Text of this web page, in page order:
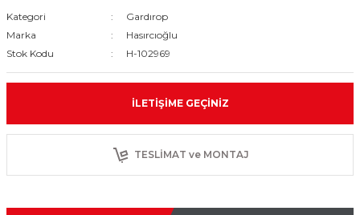
Kategori
Gardırop
Marka
Hasırcıoğlu
Stok Kodu
H-102969
İLETIŞIME GEÇINIZ
TESLİMAT ve MONTAJ